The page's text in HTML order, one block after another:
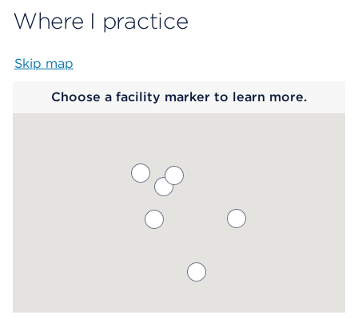
Where I practice
Skip map
Choose a facility marker to learn more.